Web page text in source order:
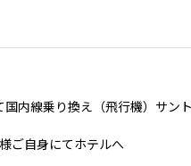
内線乗り換え（飛行機）サン
ご自身にてホテルへ